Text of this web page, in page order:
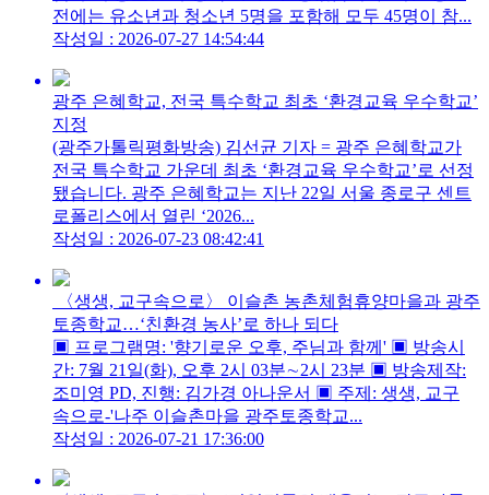
전에는 유소년과 청소년 5명을 포함해 모두 45명이 참...
작성일 : 2026-07-27 14:54:44
광주 은혜학교, 전국 특수학교 최초 ‘환경교육 우수학교’
지정
(광주가톨릭평화방송) 김선균 기자 = 광주 은혜학교가
전국 특수학교 가운데 최초 ‘환경교육 우수학교’로 선정
됐습니다. 광주 은혜학교는 지난 22일 서울 종로구 센트
로폴리스에서 열린 ‘2026...
작성일 : 2026-07-23 08:42:41
〈생생, 교구속으로〉 이슬촌 농촌체험휴양마을과 광주
토종학교…‘친환경 농사​​​​​​​’로 하나 되다
▣ 프로그램명: '향기로운 오후, 주님과 함께' ▣ 방송시
간: 7월 21일(화), 오후 2시 03분∼2시 23분 ▣ 방송제작:
조미영 PD, 진행: 김가경 아나운서 ▣ 주제: 생생, 교구
속으로-'나주 이슬촌마을 광주토종학교...
작성일 : 2026-07-21 17:36:00